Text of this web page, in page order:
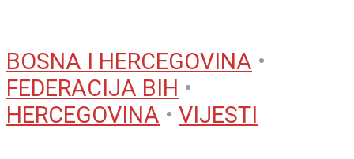
BOSNA I HERCEGOVINA •
FEDERACIJA BIH •
HERCEGOVINA • VIJESTI